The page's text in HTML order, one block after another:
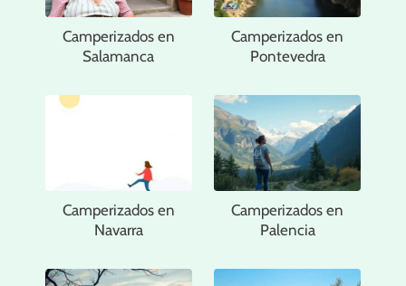
Camperizados en
Salamanca
Camperizados en
Pontevedra
Camperizados en
Navarra
Camperizados en
Palencia